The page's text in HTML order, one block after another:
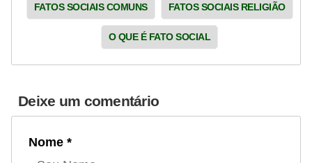
FATOS SOCIAIS COMUNS FATOS SOCIAIS RELIGIÃO
O QUE É FATO SOCIAL
Deixe um comentário
Nome *